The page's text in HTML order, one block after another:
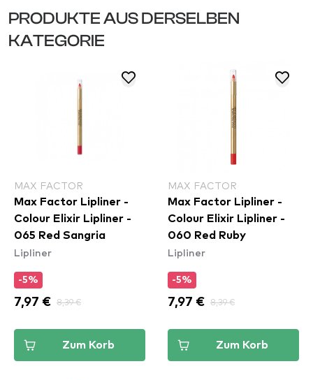
PRODUKTE AUS DERSELBEN
KATEGORIE
MAX FACTOR
Max Factor Lipliner -
Colour Elixir Lipliner -
065 Red Sangria
Lipliner
-5%
7,97 € 8,39 €
Zum Korb
MAX FACTOR
Max Factor Lipliner -
Colour Elixir Lipliner -
060 Red Ruby
Lipliner
-5%
7,97 € 8,39 €
Zum Korb